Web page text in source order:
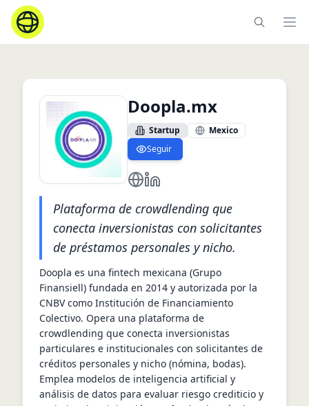
Doopla.mx
Startup
Mexico
Seguir
https://www.doopla.mx/
https://mx.linkedin.com/
Plataforma de crowdlending que
conecta inversionistas con solicitantes
de préstamos personales y nicho.
Doopla es una fintech mexicana (Grupo
Finansiell) fundada en 2014 y autorizada por la
CNBV como Institución de Financiamiento
Colectivo. Opera una plataforma de
crowdlending que conecta inversionistas
particulares e institucionales con solicitantes de
créditos personales y nicho (nómina, bodas).
Emplea modelos de inteligencia artificial y
análisis de datos para evaluar riesgo crediticio y